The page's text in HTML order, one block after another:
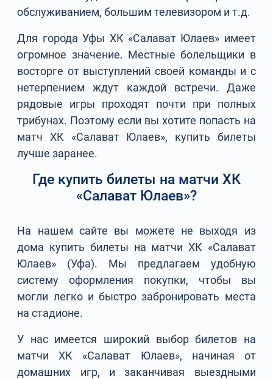
обслуживанием, большим телевизором и т.д.
Для города Уфы ХК «Салават Юлаев» имеет
огромное значение. Местные болельщики в
восторге от выступлений своей команды и с
нетерпением ждут каждой встречи. Даже
рядовые игры проходят почти при полных
трибунах. Поэтому если вы хотите попасть на
матч ХК «Салават Юлаев», купить билеты
лучше заранее.
Где купить билеты на матчи ХК
«Салават Юлаев»?
На нашем сайте вы можете не выходя из
дома купить билеты на матчи ХК «Салават
Юлаев» (Уфа). Мы предлагаем удобную
систему оформления покупки, чтобы вы
могли легко и быстро забронировать места
на стадионе.
У нас имеется широкий выбор билетов на
матчи ХК «Салават Юлаев», начиная от
домашних игр, и заканчивая выездными